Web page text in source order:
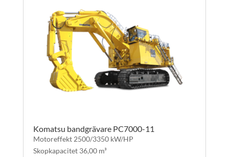
Komatsu bandgrävare PC7000-11
Motoreffekt 2500/3350 kW/HP
Skopkapacitet 36,00 m³